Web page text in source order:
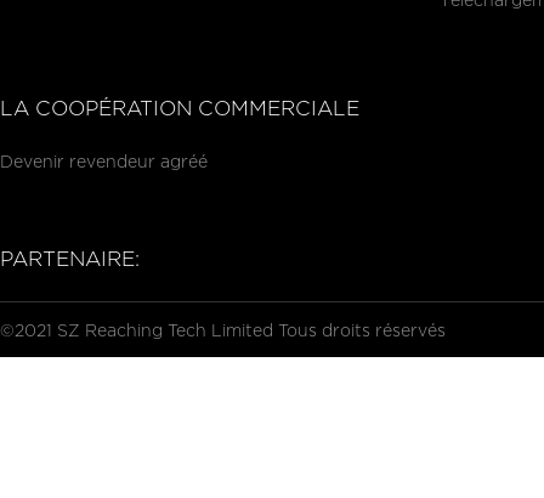
LA COOPÉRATION COMMERCIALE
Devenir revendeur agréé
PARTENAIRE:
©2021 SZ Reaching Tech Limited Tous droits réservés